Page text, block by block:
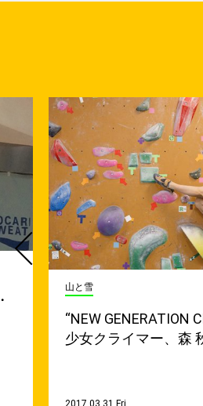
山と雪
“NEW GENERATION
少女クライマー、森
2017.03.31 Fri